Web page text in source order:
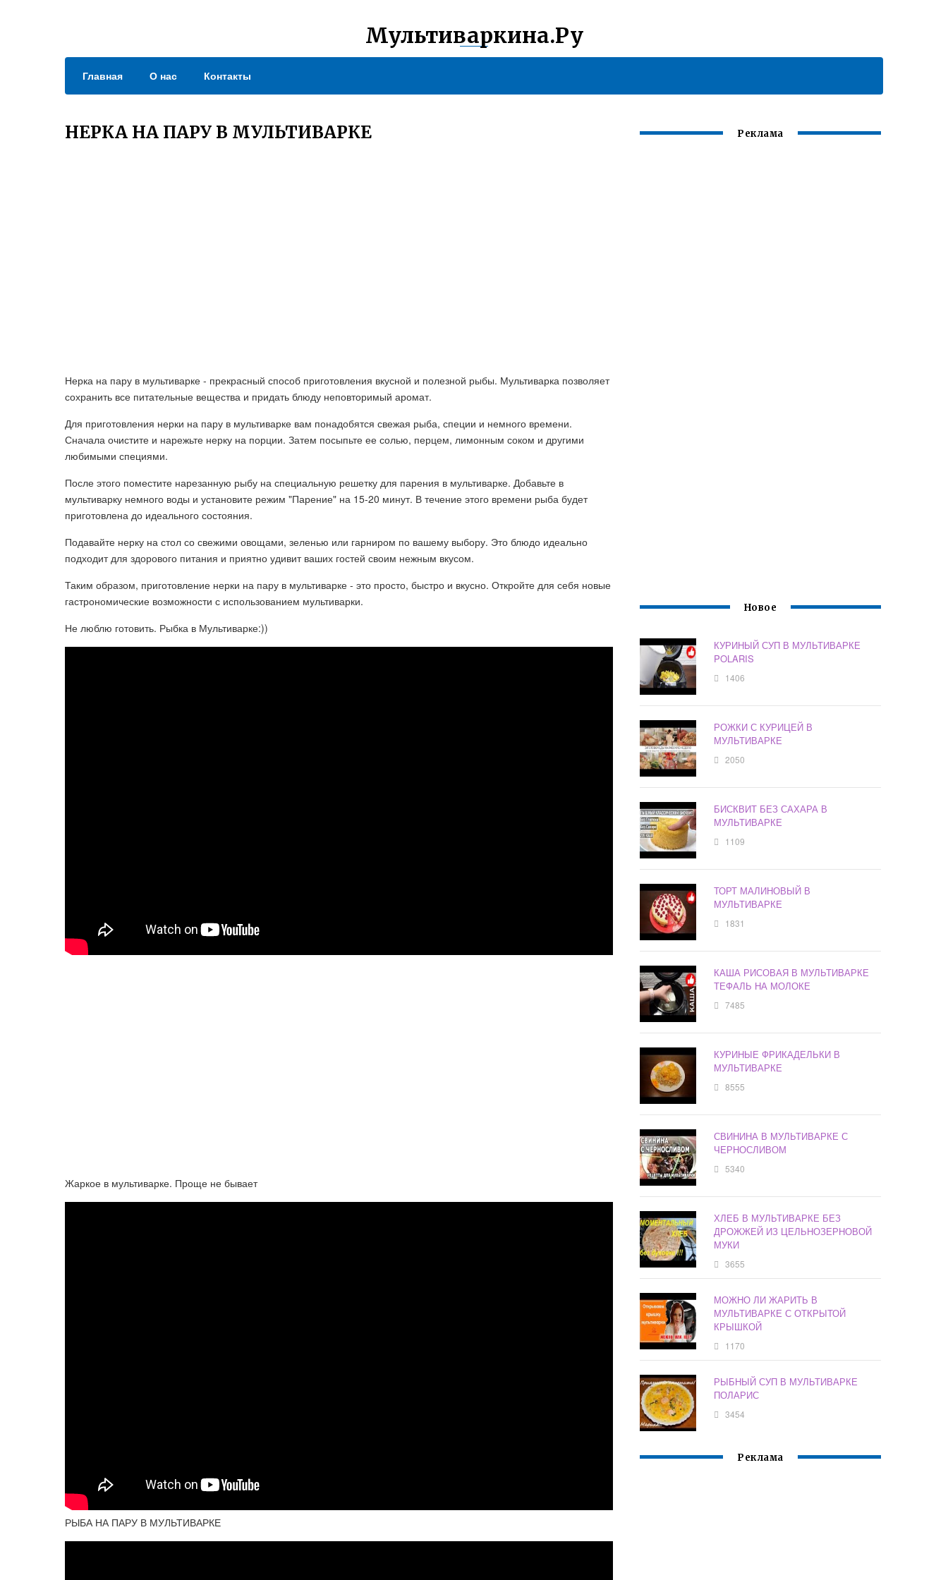
Мультиваркина.Ру
Главная О нас Контакты
НЕРКА НА ПАРУ В МУЛЬТИВАРКЕ
Нерка на пару в мультиварке - прекрасный способ приготовления вкусной и полезной рыбы. Мультиварка позволяет
сохранить все питательные вещества и придать блюду неповторимый аромат.
Для приготовления нерки на пару в мультиварке вам понадобятся свежая рыба, специи и немного времени.
Сначала очистите и нарежьте нерку на порции. Затем посыпьте ее солью, перцем, лимонным соком и другими
любимыми специями.
После этого поместите нарезанную рыбу на специальную решетку для парения в мультиварке. Добавьте в
мультиварку немного воды и установите режим "Парение" на 15-20 минут. В течение этого времени рыба будет
приготовлена до идеального состояния.
Подавайте нерку на стол со свежими овощами, зеленью или гарниром по вашему выбору. Это блюдо идеально
подходит для здорового питания и приятно удивит ваших гостей своим нежным вкусом.
Таким образом, приготовление нерки на пару в мультиварке - это просто, быстро и вкусно. Откройте для себя новые
гастрономические возможности с использованием мультиварки.
Не люблю готовить. Рыбка в Мультиварке:))
Жаркое в мультиварке. Проще не бывает
РЫБА НА ПАРУ В МУЛЬТИВАРКЕ
Реклама
Новое
КУРИНЫЙ СУП В МУЛЬТИВАРКЕ
POLARIS
1406
РОЖКИ С КУРИЦЕЙ В
МУЛЬТИВАРКЕ
2050
БИСКВИТ БЕЗ САХАРА В
МУЛЬТИВАРКЕ
1109
ТОРТ МАЛИНОВЫЙ В
МУЛЬТИВАРКЕ
1831
КАША РИСОВАЯ В МУЛЬТИВАРКЕ
ТЕФАЛЬ НА МОЛОКЕ
7485
КУРИНЫЕ ФРИКАДЕЛЬКИ В
МУЛЬТИВАРКЕ
8555
СВИНИНА В МУЛЬТИВАРКЕ С
ЧЕРНОСЛИВОМ
5340
ХЛЕБ В МУЛЬТИВАРКЕ БЕЗ
ДРОЖЖЕЙ ИЗ ЦЕЛЬНОЗЕРНОВОЙ
МУКИ
3655
МОЖНО ЛИ ЖАРИТЬ В
МУЛЬТИВАРКЕ С ОТКРЫТОЙ
КРЫШКОЙ
1170
РЫБНЫЙ СУП В МУЛЬТИВАРКЕ
ПОЛАРИС
3454
Реклама